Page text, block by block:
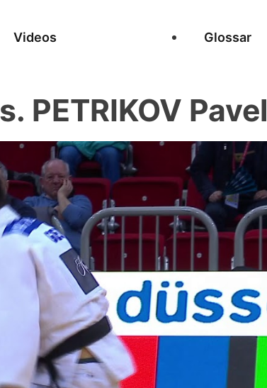
Videos Glossar
PETRIKOV Pavel